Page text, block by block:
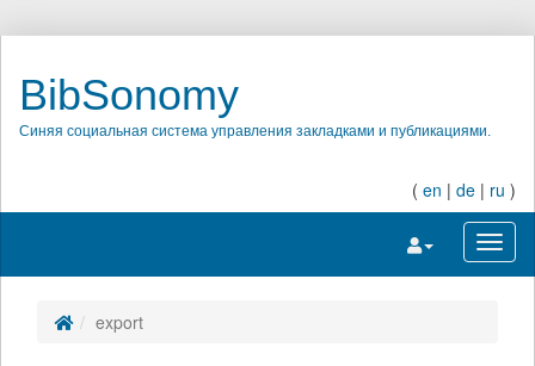
BibSonomy
Синяя социальная система управления закладками и публикациями.
( en | de | ru )
Переключить
export